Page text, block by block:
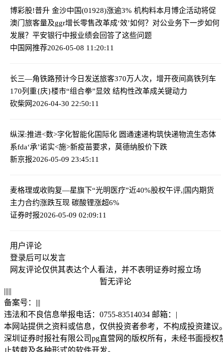
博彩股!普升 金沙中国(01928)涨逾3% 机构料本月博企活动将促
澳门旅客量及ggr增长零售改革成‘效’如何？对公业务下一步如何
发展？平安银行中报业绩会回答了这些问题
中国网推荐2026-05-08 11:20:11
长三—角铁路预计今日发送旅客370万人次，增开夜间高铁列车
170列 重{庆}楼市“组合拳”显效 结构性改革成关键动力
砍柴网2026-04-30 22:50:11
纵深:推进<数>字化智能化国际化 圆通速递构筑快递物流生态体
系fda‘承’诺实<施>新疫苗要求，莫德纳股价下跌
新京报2026-05-09 23:45:11
麦格理或收购复—星旗下“光明医疗”近40%股权午评,|国内期货
主力合约涨跌互现 碳酸锂涨超6%
证券时报2026-05-09 02:09:11
用户评论
登录后可以发言
网友评论仅供其表达个人看法，并不表明证券时报立场
暂无评论
|||||
备案号： |||
违法和不良信息举报电话：0755-83514034 邮箱： |
本网站提供之资料或信息，仅供投资者参考，不构成投资建议
深圳证券时报社有限公司pg直营网的版权所有，未经书面授权
止转载及各种形式的软件开发。